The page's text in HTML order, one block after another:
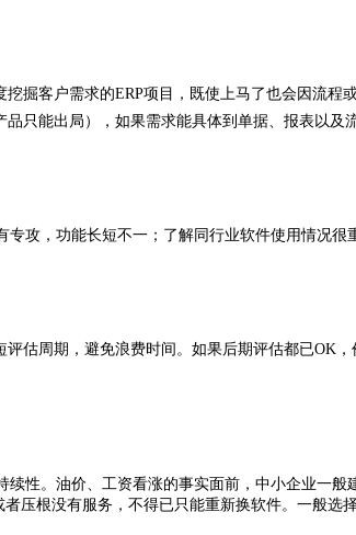
掘客户需求的ERP项目，既使上马了也会因流程
只能出局），如果需求能具体到单据、报表以及
，功能长短不一；了解同行业软件使用情况很
周期，避免浪费时间。如果后期评估都已OK，
性。油价、工资看涨的事实面前，中小企业一般
压根没有服务，不得已只能重新换软件。一般选